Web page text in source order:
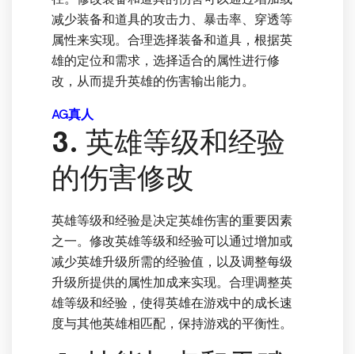
减少装备和道具的攻击力、暴击率、穿透等
属性来实现。合理选择装备和道具，根据英
雄的定位和需求，选择适合的属性进行修
改，从而提升英雄的伤害输出能力。
AG真人
3. 英雄等级和经验
的伤害修改
英雄等级和经验是决定英雄伤害的重要因素
之一。修改英雄等级和经验可以通过增加或
减少英雄升级所需的经验值，以及调整每级
升级所提供的属性加成来实现。合理调整英
雄等级和经验，使得英雄在游戏中的成长速
度与其他英雄相匹配，保持游戏的平衡性。